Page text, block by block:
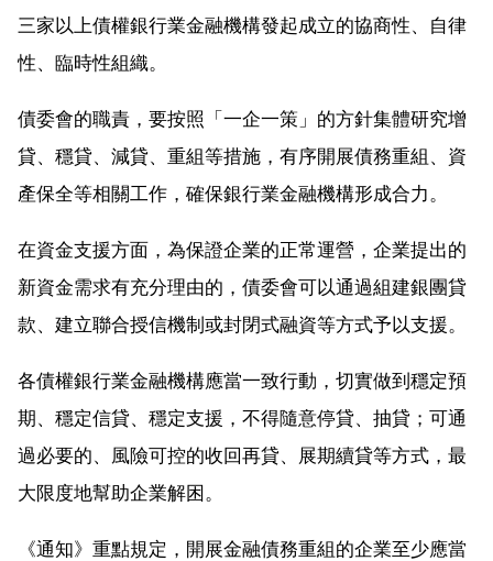
三家以上債權銀行業金融機構發起成立的協商性、自律
性、臨時性組織。
債委會的職責，要按照「一企一策」的方針集體研究增
貸、穩貸、減貸、重組等措施，有序開展債務重組、資
產保全等相關工作，確保銀行業金融機構形成合力。
在資金支援方面，為保證企業的正常運營，企業提出的
新資金需求有充分理由的，債委會可以通過組建銀團貸
款、建立聯合授信機制或封閉式融資等方式予以支援。
各債權銀行業金融機構應當一致行動，切實做到穩定預
期、穩定信貸、穩定支援，不得隨意停貸、抽貸；可通
過必要的、風險可控的收回再貸、展期續貸等方式，最
大限度地幫助企業解困。
《通知》重點規定，開展金融債務重組的企業至少應當